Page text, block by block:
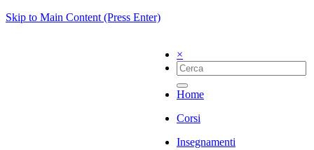
Skip to Main Content (Press Enter)
×
Home
Corsi
Insegnamenti